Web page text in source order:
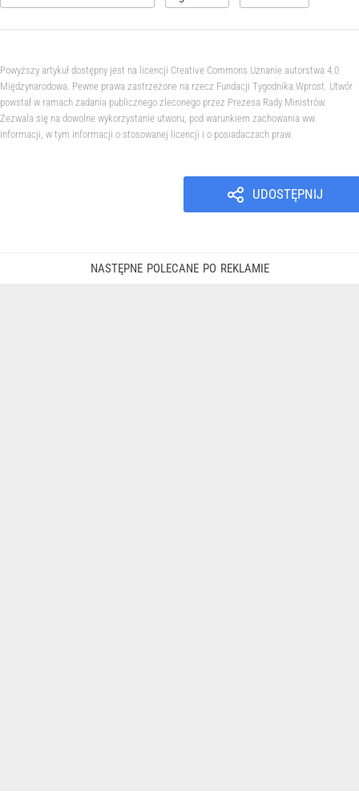
Powyższy artykuł dostępny jest na licencji Creative Commons Uznanie autorstwa 4.0
Międzynarodowa. Pewne prawa zastrzeżone na rzecz Fundacji Tygodnika Wprost. Utwór
powstał w ramach zadania publicznego zleconego przez Prezesa Rady Ministrów.
Zezwala się na dowolne wykorzystanie utworu, pod warunkiem zachowania ww.
informacji, w tym informacji o stosowanej licencji i o posiadaczach praw.
UDOSTĘPNIJ